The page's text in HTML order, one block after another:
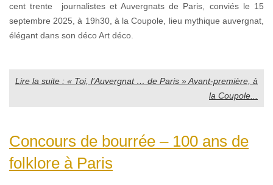
cent trente journalistes et Auvergnats de Paris, conviés le 15
septembre 2025, à 19h30, à la Coupole, lieu mythique auvergnat,
élégant dans son déco Art déco.
Lire la suite : « Toi, l’Auvergnat … de Paris » Avant-première, à
la Coupole...
Concours de bourrée – 100 ans de
folklore à Paris